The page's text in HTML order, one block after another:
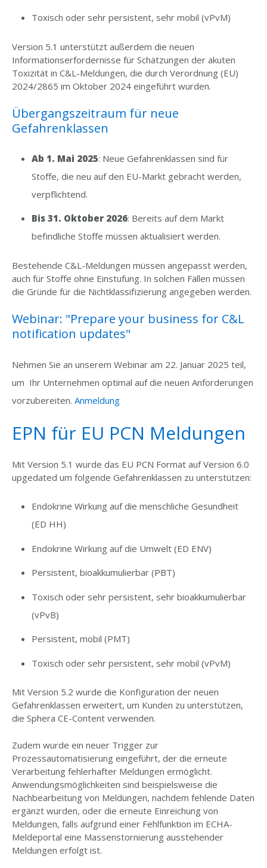
Toxisch oder sehr persistent, sehr mobil (vPvM)
Version 5.1 unterstützt außerdem die neuen
Informationserfordernisse für Schätzungen der akuten
Toxizität in C&L-Meldungen, die durch Verordnung (EU)
2024/2865 im Oktober 2024 eingeführt wurden.
Übergangszeitraum für neue
Gefahrenklassen
Ab 1. Mai 2025: Neue Gefahrenklassen sind für
Stoffe, die neu auf den EU-Markt gebracht werden,
verpflichtend.
Bis 31. Oktober 2026: Bereits auf dem Markt
befindliche Stoffe müssen aktualisiert werden.
Bestehende C&L-Meldungen müssen angepasst werden,
auch für Stoffe ohne Einstufung. In solchen Fällen müssen
die Gründe für die Nichtklassifizierung angegeben werden.
Webinar: "Prepare your business for C&L
notification updates"
Nehmen Sie an unserem Webinar am 22. Januar 2025 teil,
um Ihr Unternehmen optimal auf die neuen Anforderungen
vorzubereiten. Anmeldung
EPN für EU PCN Meldungen
Mit Version 5.1 wurde das EU PCN Format auf Version 6.0
upgedated um folgende Gefahrenklassen zu unterstützen:
Endokrine Wirkung auf die menschliche Gesundheit
(ED HH)
Endokrine Wirkung auf die Umwelt (ED ENV)
Persistent, bioakkumulierbar (PBT)
Toxisch oder sehr persistent, sehr bioakkumulierbar
(vPvB)
Persistent, mobil (PMT)
Toxisch oder sehr persistent, sehr mobil (vPvM)
Mit Version 5.2 wurde die Konfiguration der neuen
Gefahrenklassen erweitert, um Kunden zu unterstützen,
die Sphera CE-Content verwenden.
Zudem wurde ein neuer Trigger zur
Prozessautomatisierung eingeführt, der die erneute
Verarbeitung fehlerhafter Meldungen ermöglicht.
Anwendungsmöglichkeiten sind beispielsweise die
Nachbearbeitung von Meldungen, nachdem fehlende Daten
ergänzt wurden, oder die erneute Einreichung von
Meldungen, falls aufgrund einer Fehlfunktion im ECHA-
Meldeportal eine Massenstornierung ausstehender
Meldungen erfolgt ist.